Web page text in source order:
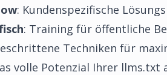
: Kundenspezifische
: Training für öffentliche
Techniken für
volle Potenzial Ihrer